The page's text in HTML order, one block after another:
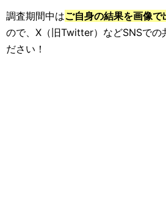
調査期間中はご自身の結果を画像
ので、X（旧Twitter）などSNSでの
ださい！